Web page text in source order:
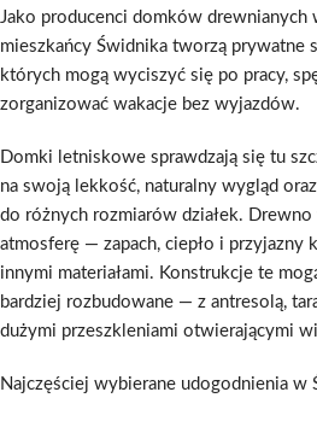
Jako producenci domków drewnianych
mieszkańcy Świdnika tworzą prywatne
których mogą wyciszyć się po pracy,
zorganizować wakacje bez wyjazdów.
Domki letniskowe sprawdzają się tu
na swoją lekkość, naturalny wygląd
do różnych rozmiarów działek.
atmosferę — zapach, ciepło i przyjazny
innymi materiałami. Konstrukcje te
bardziej rozbudowane — z antresolą,
dużymi przeszkleniami otwierającymi
Najczęściej wybierane udogodnienia w